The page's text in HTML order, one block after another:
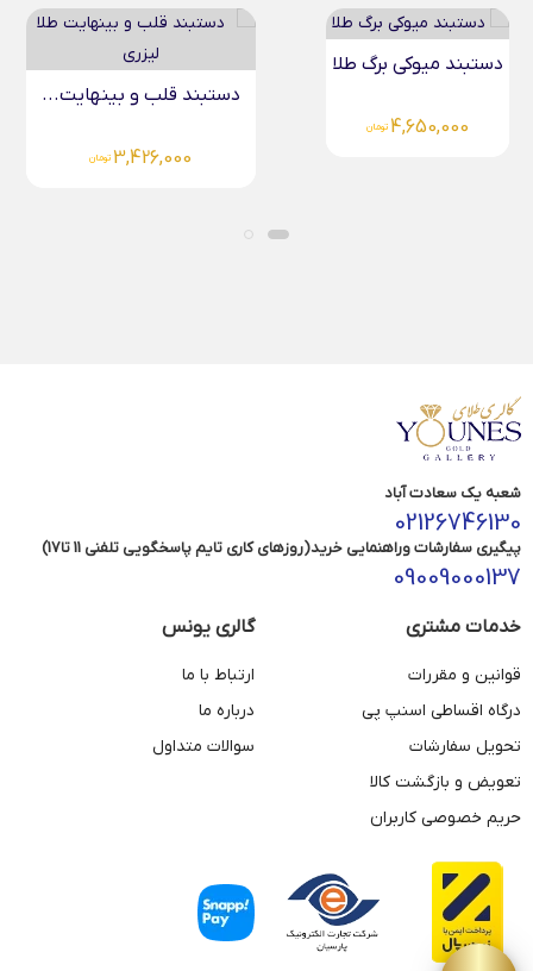
دستبند میوکی برگ طلا
4,650,000 تومان
دستبند قلب و بینهایت...
3,426,000 تومان
شعبه یک سعادت آباد
02126746130
پیگیری سفارشات وراهنمایی خرید(روزهای کاری تایم پاسخگویی تلفنی 11 تا17)
09009000137
خدمات مشتری
قوانین و مقررات
درگاه اقساطی اسنپ پی
تحویل سفارشات
تعویض و بازگشت کالا
حریم خصوصی کاربران
گالری یونس
ارتباط با ما
درباره ما
سوالات متداول